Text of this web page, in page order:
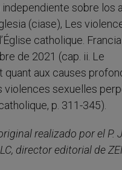
independiente sobre los
(ciase), Les
catholique.
de 2021 (cap. ii. Le
quant aux causes
violences sexuelles
p. 311-345).
realizado por el P.
director editorial de